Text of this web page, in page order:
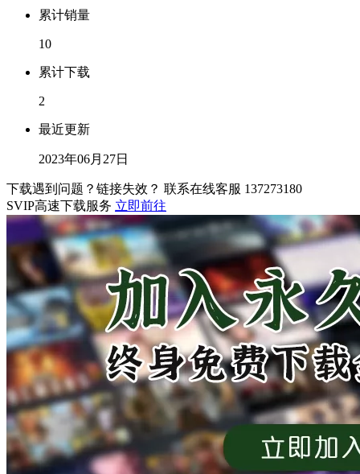
累计销量
10
累计下载
2
最近更新
2023年06月27日
下载遇到问题？链接失效？ 联系在线客服 137273180
SVIP高速下载服务 立即前往